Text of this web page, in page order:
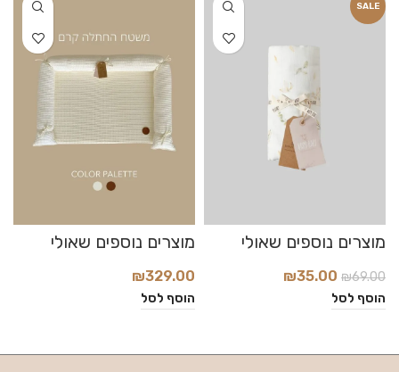
SALE
₪69.00
₪35.00
הוסף לסל
₪329.00
הוסף לסל